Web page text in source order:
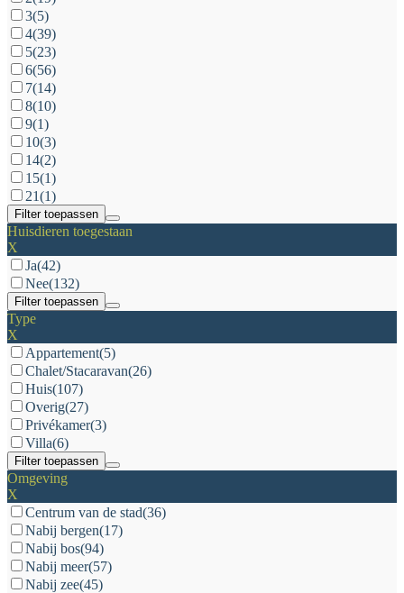
3(5)
4(39)
5(23)
6(56)
7(14)
8(10)
9(1)
10(3)
14(2)
15(1)
21(1)
Filter toepassen
Huisdieren toegestaan
X
Ja(42)
Nee(132)
Filter toepassen
Type
X
Appartement(5)
Chalet/Stacaravan(26)
Huis(107)
Overig(27)
Privékamer(3)
Villa(6)
Filter toepassen
Omgeving
X
Centrum van de stad(36)
Nabij bergen(17)
Nabij bos(94)
Nabij meer(57)
Nabij zee(45)